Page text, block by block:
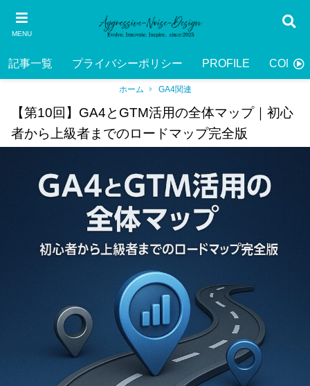
MENU
記事一覧 プライバシーポリシー PROFILE
ホーム GA4関連
【第10回】GA4とGTM活用の全体マップ｜初心
者から上級者までのロードマップ完全版